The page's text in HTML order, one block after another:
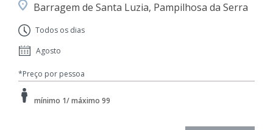
Barragem de Santa Luzia, Pampilhosa da Serra
Todos os dias
Agosto
*Preço por pessoa
mínimo 1/ máximo 99